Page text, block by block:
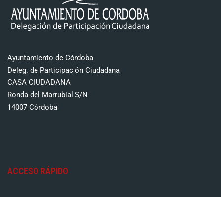
Ayuntamiento de Córdoba
Deleg. de Participación Ciudadana
CASA CIUDADANA
Ronda del Marrubial S/N
14007 Córdoba
ACCESO RÁPIDO